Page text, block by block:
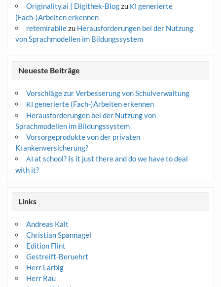
Originality.ai | Digithek-Blogzu KI generierte
(Fach-)Arbeiten erkennen
retemirabilezu Herausforderungen bei der Nutzung
von Sprachmodellen im Bildungssystem
Neueste Beiträge
Vorschläge zur Verbesserung von Schulverwaltung
KI generierte (Fach-)Arbeiten erkennen
Herausforderungen bei der Nutzung von
Sprachmodellen im Bildungssystem
Vorsorgeprodukte von der privaten
Krankenversicherung?
AI at school? Is it just there and do we have to deal
with it?
Links
Andreas Kalt
Christian Spannagel
Edition Flint
Gestreift-Beruehrt
Herr Larbig
Herr Rau